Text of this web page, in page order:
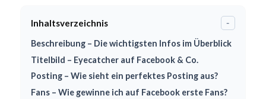
Inhaltsverzeichnis -
Beschreibung – Die wichtigsten Infos im Überblick
Titelbild – Eyecatcher auf Facebook & Co.
Posting – Wie sieht ein perfektes Posting aus?
Fans – Wie gewinne ich auf Facebook erste Fans?